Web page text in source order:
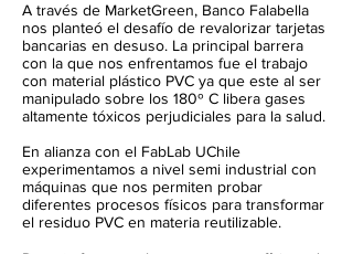
A través de MarketGreen, Banco Falabella
nos planteó el desafío de revalorizar tarjetas
bancarias en desuso. La principal barrera
con la que nos enfrentamos fue el trabajo
con material plástico PVC ya que este al ser
manipulado sobre los 180º C libera gases
altamente tóxicos perjudiciales para la salud.
En alianza con el FabLab UChile
experimentamos a nivel semi industrial con
máquinas que nos permiten probar
diferentes procesos físicos para transformar
el residuo PVC en materia reutilizable.